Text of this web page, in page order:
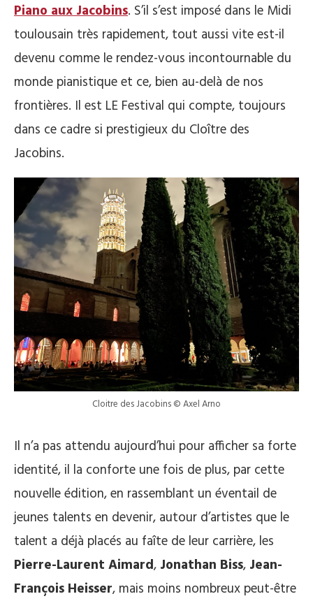
Piano aux Jacobins. S’il s’est imposé dans le Midi
toulousain très rapidement, tout aussi vite est-il
devenu comme le rendez-vous incontournable du
monde pianistique et ce, bien au-delà de nos
frontières. Il est LE Festival qui compte, toujours
dans ce cadre si prestigieux du Cloître des
Jacobins.
Cloitre des Jacobins © Axel Arno
Il n’a pas attendu aujourd’hui pour afficher sa forte
identité, il la conforte une fois de plus, par cette
nouvelle édition, en rassemblant un éventail de
jeunes talents en devenir, autour d’artistes que le
talent a déjà placés au faîte de leur carrière, les
Pierre-Laurent Aimard, Jonathan Biss, Jean-
François Heisser, mais moins nombreux peut-être